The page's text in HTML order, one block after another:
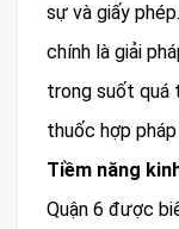
sự và giấy
chính là giải
trong suốt quá
thuốc hợp pháp
Tiềm năng
Quận 6 được